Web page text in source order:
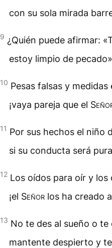
con su sola mirada
9 ¿Quién puede afirmar:
estoy limpio de
10 Pesas falsas y medidas
¡vaya pareja que el
11 Por sus hechos el niño
si su conducta será
12 Los oídos para oír y los
¡el Señor los ha creado
13 No te des al sueño o te
mantente despierto y